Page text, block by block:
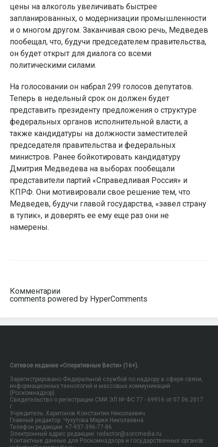
цены на алкоголь увеличивать быстрее
запланированных, о модернизации промышленности
и о многом другом. Заканчивая свою речь, Медведев
пообещал, что, будучи председателем правительства,
он будет открыт для диалога со всеми
политическими силами.
На голосовании он набрал 299 голосов депутатов.
Теперь в недельный срок он должен будет
представить президенту предложения о структуре
федеральных органов исполнительной власти, а
также кандидатуры на должности заместителей
председателя правительства и федеральных
министров. Ранее бойкотировать кандидатуру
Дмитрия Медведева на выборах пообещали
представители партий «Справедливая Россия» и
КПРФ. Они мотивировали свое решение тем, что
Медведев, будучи главой государства, «завел страну
в тупик», и доверять ее ему еще раз они не
намерены.
Комментарии
comments powered by HyperComments
Сетевое издание «Оперативные Вести» (16+).
Зарегистрировано Федеральной службой по надзору в сфере связи,
информационных технологий и массовых коммуникаций
(Роскомнадзор).
Свидетельство о регистрации СМИ ЭЛ № ФС 77 - 69916 от 07.06.2017
г.
Учредитель: Харитонов Константин Николаевич.
Главный редактор: Чухутова Мария Николаевна.
Телефон редакции: +7-937-396-77-86
Электронный адрес редакции: redactor@sorcmedia.ru
Контактные данные для Роскомнадзора и государственных органов: